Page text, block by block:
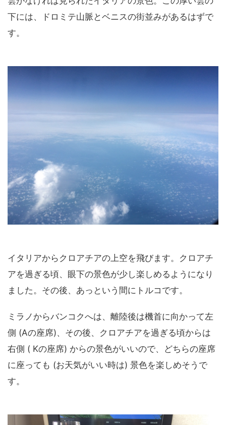
下には、ドロミテ山脈とベニスの街並みがあるはずで
す。
イタリアからクロアチアの上空を飛びます。クロアチ
アを過ぎる頃、眼下の景色が少し楽しめるようになり
ました。その後、あっという間にトルコです。
ミラノからバンコクへは、離陸後は機首に向かって左
側 (Aの座席)、その後、クロアチアを過ぎる頃からは
右側 ( Kの座席) からの景色がいいので、どちらの座席
に座っても (お天気がいい時は) 景色を楽しめそうで
す。